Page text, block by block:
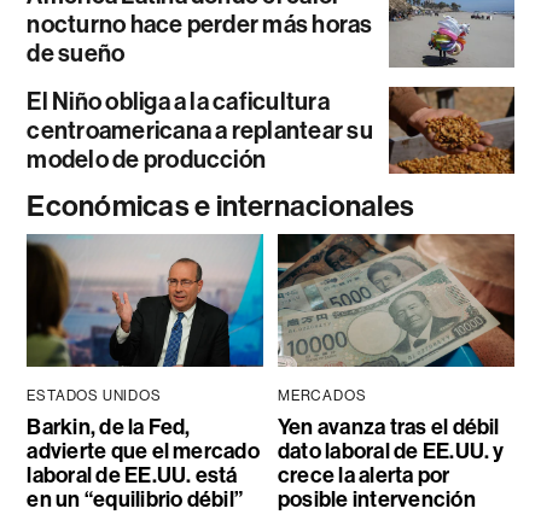
nocturno hace perder más horas
de sueño
El Niño obliga a la caficultura
centroamericana a replantear su
modelo de producción
Económicas e internacionales
ESTADOS UNIDOS
Barkin, de la Fed,
advierte que el mercado
laboral de EE.UU. está
en un “equilibrio débil”
MERCADOS
Yen avanza tras el débil
dato laboral de EE.UU. y
crece la alerta por
posible intervención